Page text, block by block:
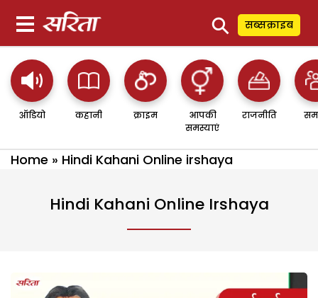
⚲ सब्सक्राइब
ऑडियो कहानी क्राइम
आपकी
समस्याएं
राजनीति
Home » Hindi Kahani Online irshaya
Hindi Kahani Online Irshaya